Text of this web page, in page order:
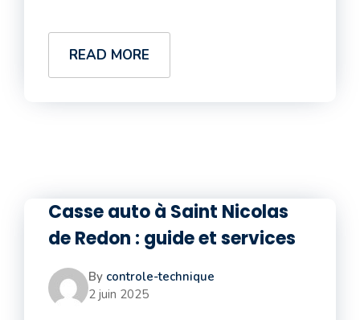
READ MORE
Casse auto à Saint Nicolas
de Redon : guide et services
By controle-technique
2 juin 2025